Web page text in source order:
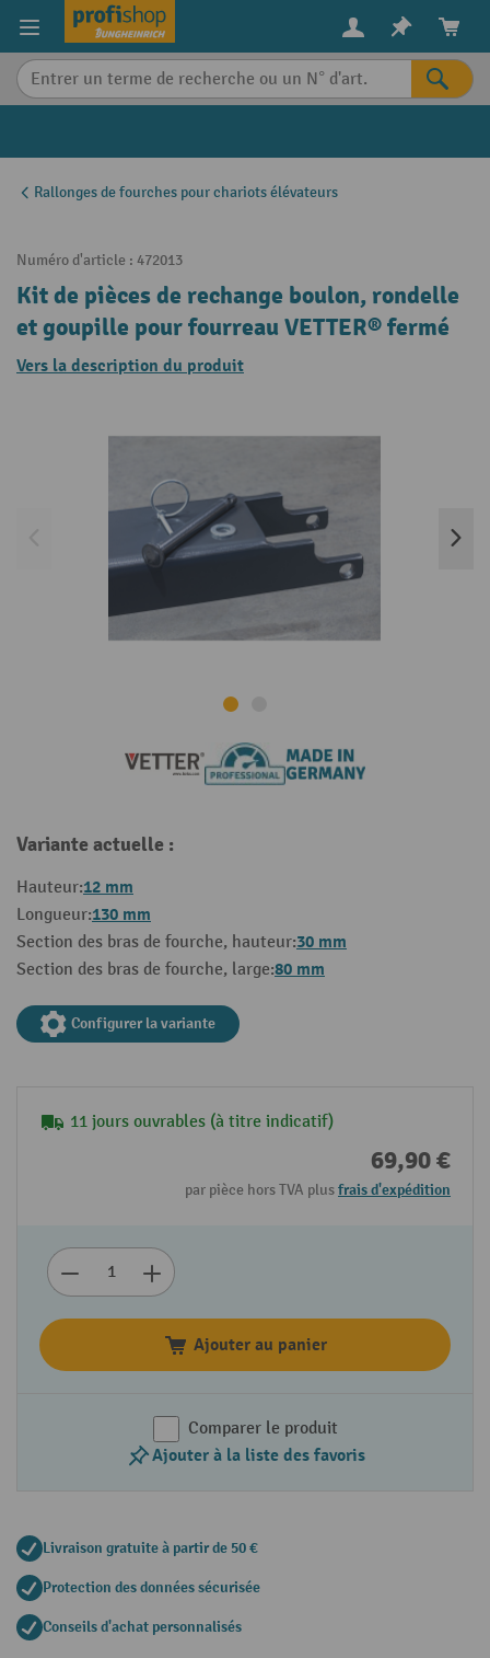
content
Rallonges de fourches pour chariots élévateurs
Numéro d'article : 472013
Kit de pièces de rechange boulon, rondelle
et goupille pour fourreau VETTER® fermé
Vers la description du produit
Variante actuelle :
Hauteur:12 mm
Longueur:130 mm
Section des bras de fourche, hauteur:30 mm
Section des bras de fourche, large:80 mm
Configurer la variante
11 jours ouvrables (à titre indicatif)
69,90 €
par pièce hors TVA plusfrais d'expédition
Ajouter au panier
Comparer le produit
Ajouter à la liste des favoris
Livraison gratuite à partir de 50 €
Protection des données sécurisée
Conseils d'achat personnalisés